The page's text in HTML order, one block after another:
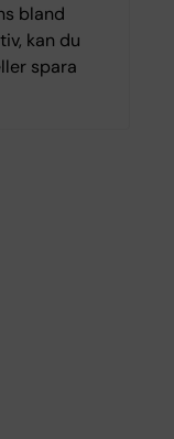
bland
kan du
spara